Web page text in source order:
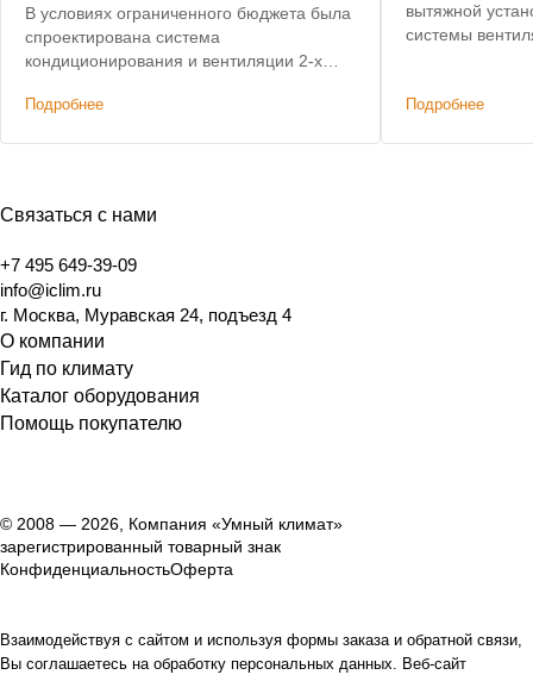
В условиях ограниченного бюджета была
спроектирована система
кондиционирования и вентиляции 2-х
характеристикам премиальным
Подробнее
вытяжной
системы
Подробнее
Связаться с нами
+7 495 649-39-09
info@iclim.ru
г. Москва, Муравская 24, подъезд 4
О компании
Гид по климату
Каталог оборудования
Помощь покупателю
© 2008 — 2026, Компания «Умный климат»
зарегистрированный товарный знак
КонфиденциальностьОферта
Взаимодействуя с сайтом и используя формы заказа и обратной связи,
Вы соглашаетесь на обработку персональных данных. Веб-сайт